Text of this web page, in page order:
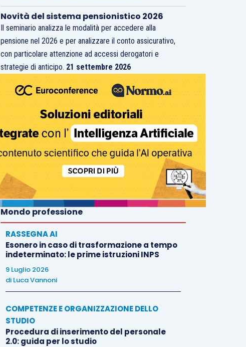
Novità del sistema pensionistico 2026
Il seminario analizza le modalità per accedere alla
pensione nel 2026 e per analizzare il conto assicurativo,
con particolare attenzione ad accessi derogatori e
strategie di anticipo. 21 settembre 2026
Mondo professione
RASSEGNA AI
Esonero in caso di trasformazione a tempo
indeterminato: le prime istruzioni INPS
9 Luglio 2026
di Luca Vannoni
COMPETENZE E ORGANIZZAZIONE DELLO
STUDIO
Procedura di inserimento del personale
2.0: guida per lo studio